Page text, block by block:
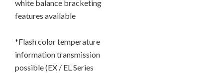
white balance bracketing
features available
*Flash color temperature
information transmission
possible (EX / EL Series